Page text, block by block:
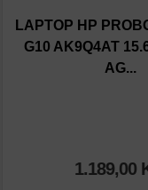
LAPTOP HP
G10 AK9Q4AT
AG...
1.189,00